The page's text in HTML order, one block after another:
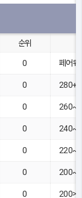
순위
0 페어웨
0 280+
0
0
0
0
0 200>